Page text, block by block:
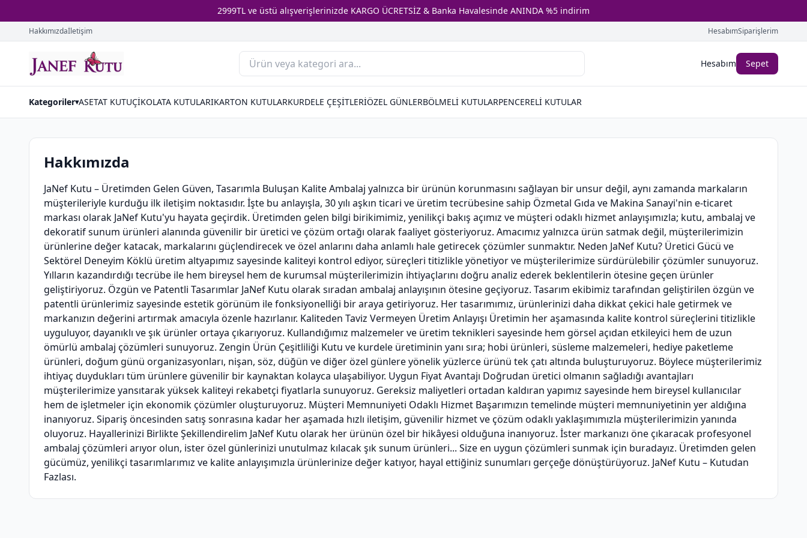
2999TL ve üstü alışverişlerinizde KARGO ÜCRETSİZ & Banka Havalesinde ANINDA %5 indirim
Hakkımızdaİletişim HesabımSiparişlerim
Hesabım Sepet
Kategoriler▾ASETAT KUTUÇİKOLATA KUTULARIKARTON KUTULARKURDELE ÇEŞİTLERİÖZEL GÜNLERBÖLMELİ KUTULARPENCERELİ KUTULAR
Hakkımızda
JaNef Kutu – Üretimden Gelen Güven, Tasarımla Buluşan Kalite Ambalaj yalnızca bir ürünün korunmasını sağlayan bir unsur değil, aynı zamanda markaların
müşterileriyle kurduğu ilk iletişim noktasıdır. İşte bu anlayışla, 30 yılı aşkın ticari ve üretim tecrübesine sahip Özmetal Gıda ve Makina Sanayi'nin e-ticaret
markası olarak JaNef Kutu'yu hayata geçirdik. Üretimden gelen bilgi birikimimiz, yenilikçi bakış açımız ve müşteri odaklı hizmet anlayışımızla; kutu, ambalaj ve
dekoratif sunum ürünleri alanında güvenilir bir üretici ve çözüm ortağı olarak faaliyet gösteriyoruz. Amacımız yalnızca ürün satmak değil, müşterilerimizin
ürünlerine değer katacak, markalarını güçlendirecek ve özel anlarını daha anlamlı hale getirecek çözümler sunmaktır. Neden JaNef Kutu? Üretici Gücü ve
Sektörel Deneyim Köklü üretim altyapımız sayesinde kaliteyi kontrol ediyor, süreçleri titizlikle yönetiyor ve müşterilerimize sürdürülebilir çözümler sunuyoruz.
Yılların kazandırdığı tecrübe ile hem bireysel hem de kurumsal müşterilerimizin ihtiyaçlarını doğru analiz ederek beklentilerin ötesine geçen ürünler
geliştiriyoruz. Özgün ve Patentli Tasarımlar JaNef Kutu olarak sıradan ambalaj anlayışının ötesine geçiyoruz. Tasarım ekibimiz tarafından geliştirilen özgün ve
patentli ürünlerimiz sayesinde estetik görünüm ile fonksiyonelliği bir araya getiriyoruz. Her tasarımımız, ürünlerinizi daha dikkat çekici hale getirmek ve
markanızın değerini artırmak amacıyla özenle hazırlanır. Kaliteden Taviz Vermeyen Üretim Anlayışı Üretimin her aşamasında kalite kontrol süreçlerini titizlikle
uyguluyor, dayanıklı ve şık ürünler ortaya çıkarıyoruz. Kullandığımız malzemeler ve üretim teknikleri sayesinde hem görsel açıdan etkileyici hem de uzun
ömürlü ambalaj çözümleri sunuyoruz. Zengin Ürün Çeşitliliği Kutu ve kurdele üretiminin yanı sıra; hobi ürünleri, süsleme malzemeleri, hediye paketleme
ürünleri, doğum günü organizasyonları, nişan, söz, düğün ve diğer özel günlere yönelik yüzlerce ürünü tek çatı altında buluşturuyoruz. Böylece müşterilerimiz
ihtiyaç duydukları tüm ürünlere güvenilir bir kaynaktan kolayca ulaşabiliyor. Uygun Fiyat Avantajı Doğrudan üretici olmanın sağladığı avantajları
müşterilerimize yansıtarak yüksek kaliteyi rekabetçi fiyatlarla sunuyoruz. Gereksiz maliyetleri ortadan kaldıran yapımız sayesinde hem bireysel kullanıcılar
hem de işletmeler için ekonomik çözümler oluşturuyoruz. Müşteri Memnuniyeti Odaklı Hizmet Başarımızın temelinde müşteri memnuniyetinin yer aldığına
inanıyoruz. Sipariş öncesinden satış sonrasına kadar her aşamada hızlı iletişim, güvenilir hizmet ve çözüm odaklı yaklaşımımızla müşterilerimizin yanında
oluyoruz. Hayallerinizi Birlikte Şekillendirelim JaNef Kutu olarak her ürünün özel bir hikâyesi olduğuna inanıyoruz. İster markanızı öne çıkaracak profesyonel
ambalaj çözümleri arıyor olun, ister özel günlerinizi unutulmaz kılacak şık sunum ürünleri... Size en uygun çözümleri sunmak için buradayız. Üretimden gelen
gücümüz, yenilikçi tasarımlarımız ve kalite anlayışımızla ürünlerinize değer katıyor, hayal ettiğiniz sunumları gerçeğe dönüştürüyoruz. JaNef Kutu – Kutudan
Fazlası.